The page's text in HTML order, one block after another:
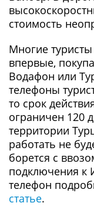
стоимость
Многие туристы
впервые,
Водафон или
телефоны
то срок
ограничен 120
территории
работать не
борется с
подключения к
телефон
статье.